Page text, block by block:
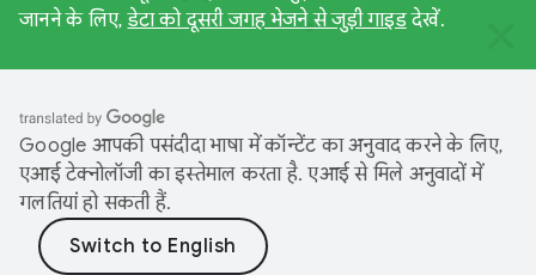
जानने के लिए,डेटा को दूसरी जगह भेजने से जुड़ी गाइडदेखें.
Google आपकी पसंदीदा भाषा में कॉन्टेंट का अनुवाद करने के लिए,
एआई टेक्नोलॉजी का इस्तेमाल करता है. एआई से मिले अनुवादों में
गलतियां हो सकती हैं.